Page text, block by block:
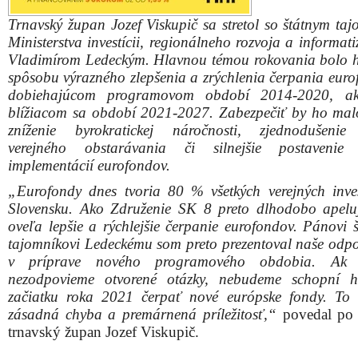
Trnavský župan Jozef Viskupič sa stretol so štátnym
Ministerstva investícii, regionálneho rozvoja a
Vladimírom Ledeckým. Hlavnou témou rokovania bolo
spôsobu výrazného zlepšenia a zrýchlenia čerpania
dobiehajúcom programovom období 2014-2020,
blížiacom sa období 2021-2027. Zabezpečiť by ho
zníženie byrokratickej náročnosti,
verejného obstarávania či silnejšie
implementácií eurofondov.
„Eurofondy dnes tvoria 80 % všetkých verejných
Slovensku. Ako Združenie SK 8 preto dlhodobo
oveľa lepšie a rýchlejšie čerpanie eurofondov. Pánovi
tajomníkovi Ledeckému som preto prezentoval naše
v príprave nového programového obdobia. Ak
nezodpovieme otvorené otázky, nebudeme schopní
začiatku roka 2021 čerpať nové európske fondy.
zásadná chyba a premárnená príležitosť,“ povedal po
trnavský župan Jozef Viskupič.